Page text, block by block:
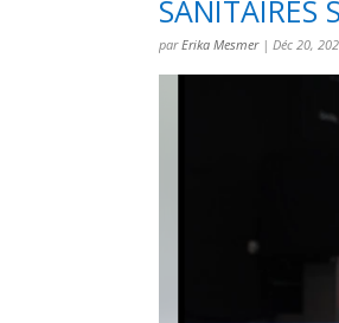
SANITAIRES
parErika Mesmer|Déc 20,